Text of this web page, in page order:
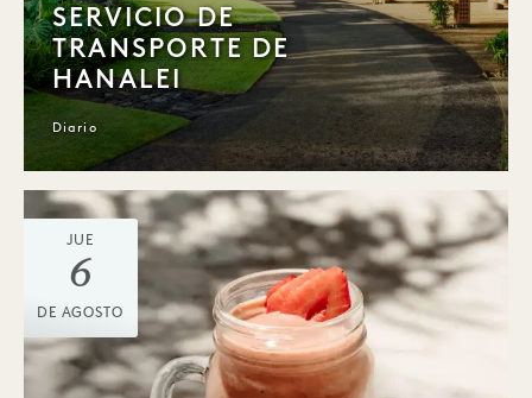
SERVICIO DE
TRANSPORTE DE
HANALEI
Diario
JUE
6
DE AGOSTO